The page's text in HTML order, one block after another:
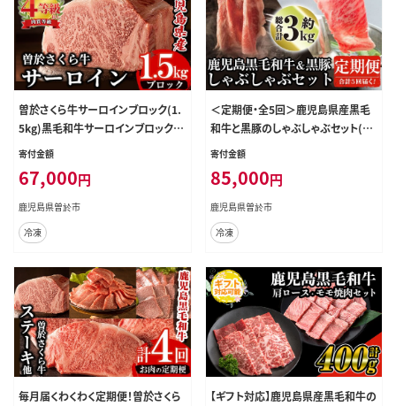
曽於さくら牛サーロインブロック(1.
5kg)黒毛和牛サーロインブロック肉
【福永産業】D3-v01
寄付金額
67,000円
鹿児島県曽於市
冷凍
＜定期便・全5回＞鹿児島県産黒毛
和牛と黒豚のしゃぶしゃぶセット(各
300g×2×5回・計3kg) 黒毛和牛 黒
寄付金額
85,000円
鹿児島県曽於市
冷凍
毎月届くわくわく定期便！曽於さくら
【ギフト対応】鹿児島県産黒毛和牛の